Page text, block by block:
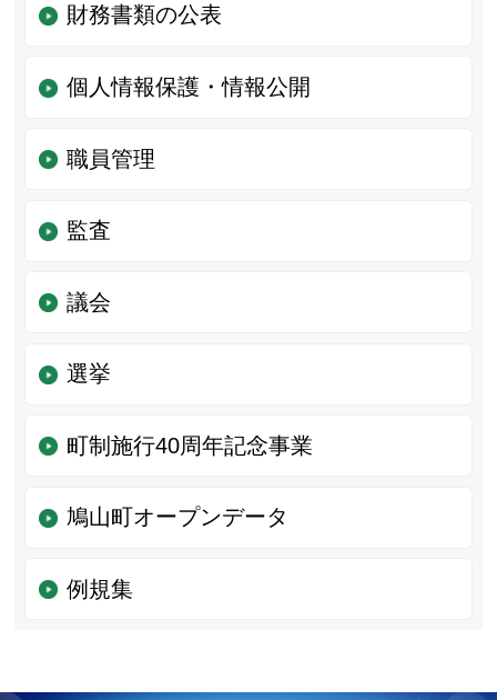
財務書類の公表
個人情報保護・情報公開
職員管理
監査
議会
選挙
町制施行40周年記念事業
鳩山町オープンデータ
例規集